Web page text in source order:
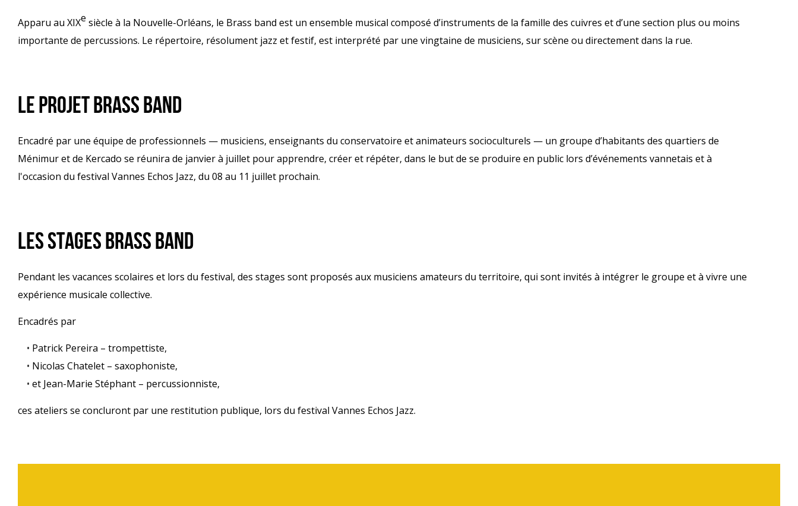
Apparu au XIXe siècle à la Nouvelle-Orléans, le Brass band est un ensemble musical composé d’instruments de la famille des cuivres et d’une section plus ou moins
importante de percussions. Le répertoire, résolument jazz et festif, est interprété par une vingtaine de musiciens, sur scène ou directement dans la rue.
LE PROJET BRASS BAND
Encadré par une équipe de professionnels — musiciens, enseignants du conservatoire et animateurs socioculturels — un groupe d’habitants des quartiers de
Ménimur et de Kercado se réunira de janvier à juillet pour apprendre, créer et répéter, dans le but de se produire en public lors d’événements vannetais et à
l'occasion du festival Vannes Echos Jazz, du 08 au 11 juillet prochain.
LES STAGES BRASS BAND
Pendant les vacances scolaires et lors du festival, des stages sont proposés aux musiciens amateurs du territoire, qui sont invités à intégrer le groupe et à vivre une
expérience musicale collective.
Encadrés par
Patrick Pereira – trompettiste,
Nicolas Chatelet – saxophoniste,
et Jean-Marie Stéphant – percussionniste,
ces ateliers se concluront par une restitution publique, lors du festival Vannes Echos Jazz.